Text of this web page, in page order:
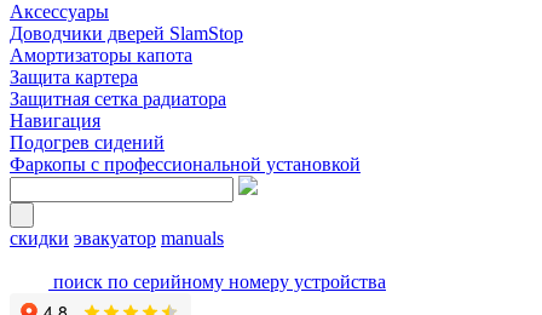
Аксессуары
Доводчики дверей SlamStop
Амортизаторы капота
Защита картера
Защитная сетка радиатора
Навигация
Подогрев сидений
Фаркопы с профессиональной установкой
скидки эвакуатор manuals
поиск по серийному номеру устройства